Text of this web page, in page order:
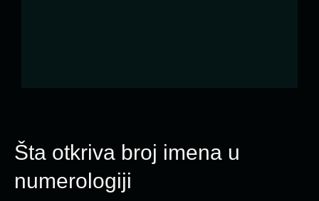
Šta otkriva broj imena u
numerologiji